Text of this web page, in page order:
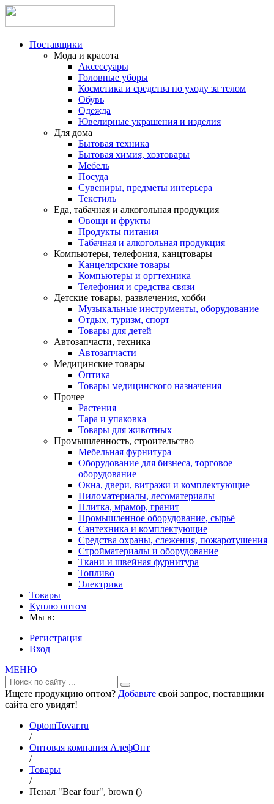
Поставщики
Мода и красота
Аксессуары
Головные уборы
Косметика и средства по уходу за телом
Обувь
Одежда
Ювелирные украшения и изделия
Для дома
Бытовая техника
Бытовая химия, хозтовары
Мебель
Посуда
Сувениры, предметы интерьера
Текстиль
Еда, табачная и алкогольная продукция
Овощи и фрукты
Продукты питания
Табачная и алкогольная продукция
Компьютеры, телефония, канцтовары
Канцелярские товары
Компьютеры и оргтехника
Телефония и средства связи
Детские товары, развлечения, хобби
Музыкальные инструменты, оборудование
Отдых, туризм, спорт
Товары для детей
Автозапчасти, техника
Автозапчасти
Медицинские товары
Оптика
Товары медицинского назначения
Прочее
Растения
Тара и упаковка
Товары для животных
Промышленность, строительство
Мебельная фурнитура
Оборудование для бизнеса, торговое
оборудование
Окна, двери, витражи и комплектующие
Пиломатериалы, лесоматериалы
Плитка, мрамор, гранит
Промышленное оборудование, сырьё
Сантехника и комплектующие
Средства охраны, слежения, пожаротушения
Стройматериалы и оборудование
Ткани и швейная фурнитура
Топливо
Электрика
Товары
Куплю оптом
Мы в:
Регистрация
Вход
МЕНЮ
Ищете продукцию оптом? Добавьте свой запрос, поставщики
сайта его увидят!
OptomTovar.ru
/
Оптовая компания АлефОпт
/
Товары
/
Пенал "Bear four", brown ()